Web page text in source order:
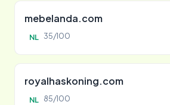
mebelanda.com
NL 35/100
royalhaskoning.com
NL 85/100